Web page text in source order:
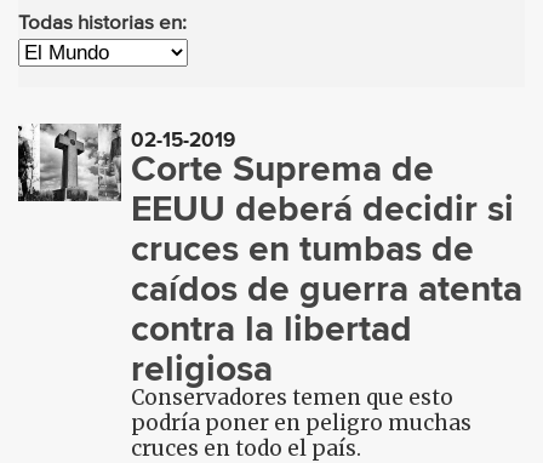
Todas historias en:
02-15-2019
Corte Suprema de
EEUU deberá decidir si
cruces en tumbas de
caídos de guerra atenta
contra la libertad
religiosa
Conservadores temen que esto
podría poner en peligro muchas
cruces en todo el país.